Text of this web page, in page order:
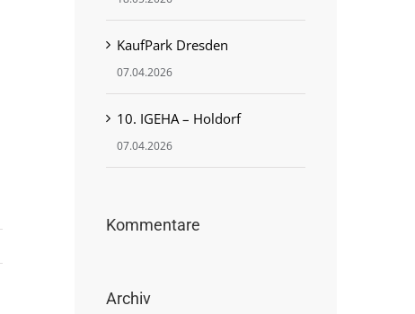
KaufPark Dresden
07.04.2026
10. IGEHA – Holdorf
07.04.2026
Kommentare
Archiv